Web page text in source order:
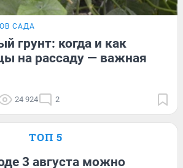
САДА
грунт: когда и как
на рассаду — важная
24 924 2
ТОП 5
3 августа можно